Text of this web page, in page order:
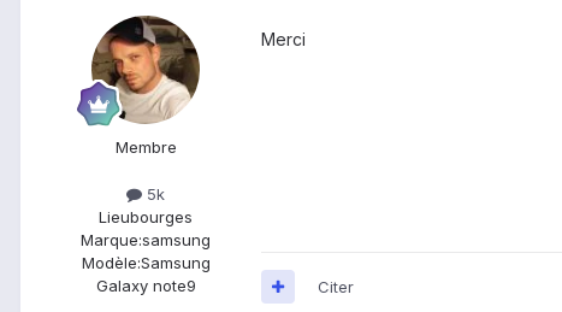
Membre
5k
Lieubourges
Marque:samsung
Modèle:Samsung
Galaxy note9
Merci
Citer